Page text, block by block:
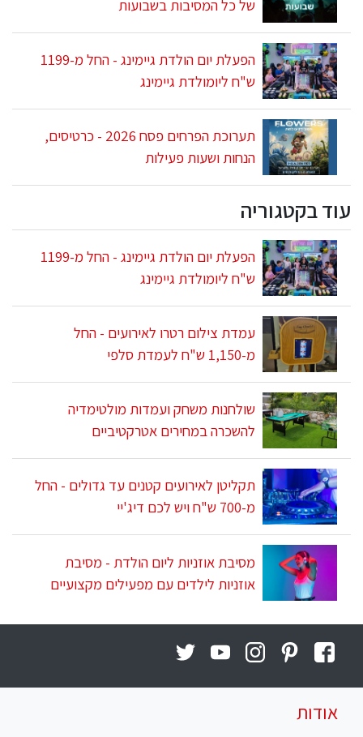
של כל המסיבות בשבועות
הפעלת יום הולדת גיימינג - החל מ-1199
ש"ח ליומולדת גיימינג
תערוכת הפרחים פסח 2026 - כרטיסים,
הנחות ושעות פעילות
עוד בקטגוריה
הפעלת יום הולדת גיימינג - החל מ-1199
ש"ח ליומולדת גיימינג
עמדת צילום רטרו לאירועים - החל
מ-1,150 ש"ח לעמדת סלפי
שולחנות משחק ועמדות מולטימדיה
להשכרה במחירים אטרקטיביים
תקליטן לאירועים קטנים עד גדולים - החל
מ-700 ש"ח ויש לכם דיג'יי
מסיבת אוזניות ליום הולדת - מסיבת
אוזניות לילדים עם מפעילים מקצועיים
אודות